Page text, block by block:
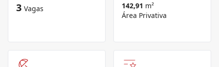
3 Vagas 142,91 m²
Área Privativa